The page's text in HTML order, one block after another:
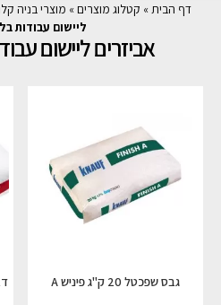
דף הבית» קטלוג מוצרים» מוצרי בניה
ליישום עבודות
אביזרים ליישום
גבס שפכטל 20 ק"ג פיניש A